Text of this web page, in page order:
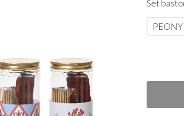
Set